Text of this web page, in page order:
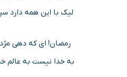
لیک با این همه دارد
رمضان! ای که دهی
به خدا نیست به عالم